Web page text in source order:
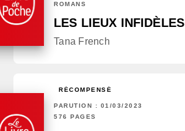
ROMANS
LES LIEUX INFIDÈLES
Tana French
RÉCOMPENSÉ
PARUTION : 01/03/2023
576 PAGES